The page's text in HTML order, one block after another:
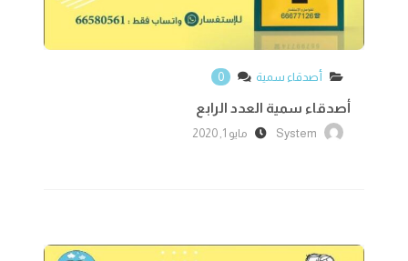
أصدقاء سمية 0
أصدقاء سمية العدد الرابع
System مايو 1, 2020